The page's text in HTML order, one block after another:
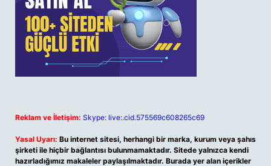
Reklam ve İletişim: Skype: live:.cid.575569c608265c69
Yasal Uyarı: Bu internet sitesi, herhangi bir marka, kurum veya şahıs
şirketi ile hiçbir bağlantısı bulunmamaktadır. Sitede yalnızca kendi
hazırladığımız makaleler paylaşılmaktadır. Burada yer alan içerikler